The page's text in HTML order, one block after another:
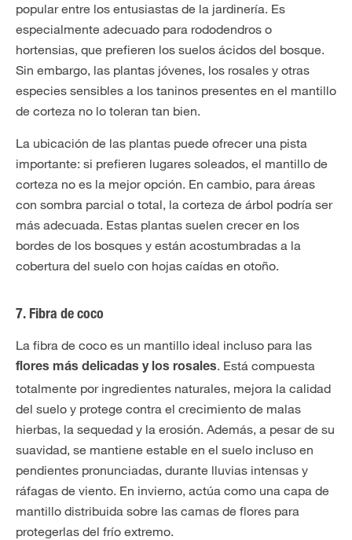
popular entre los entusiastas de la jardinería. Es
especialmente adecuado para rododendros o
hortensias, que prefieren los suelos ácidos del bosque.
Sin embargo, las plantas jóvenes, los rosales y otras
especies sensibles a los taninos presentes en el mantillo
de corteza no lo toleran tan bien.
La ubicación de las plantas puede ofrecer una pista
importante: si prefieren lugares soleados, el mantillo de
corteza no es la mejor opción. En cambio, para áreas
con sombra parcial o total, la corteza de árbol podría ser
más adecuada. Estas plantas suelen crecer en los
bordes de los bosques y están acostumbradas a la
cobertura del suelo con hojas caídas en otoño.
7. Fibra de coco
La fibra de coco es un mantillo ideal incluso para las
flores más delicadas y los rosales. Está compuesta
totalmente por ingredientes naturales, mejora la calidad
del suelo y protege contra el crecimiento de malas
hierbas, la sequedad y la erosión. Además, a pesar de su
suavidad, se mantiene estable en el suelo incluso en
pendientes pronunciadas, durante lluvias intensas y
ráfagas de viento. En invierno, actúa como una capa de
mantillo distribuida sobre las camas de flores para
protegerlas del frío extremo.